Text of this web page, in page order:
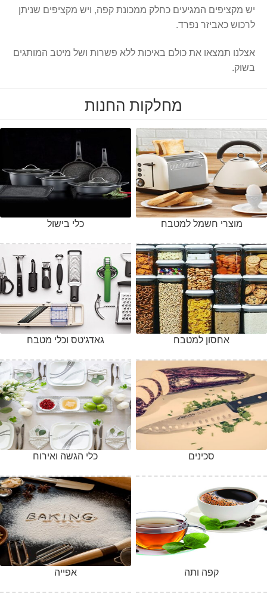
יש מקציפים המגיעים כחלק ממכונת קפה, ויש מקציפים שניתן
לרכוש כאביזר נפרד.
אצלנו תמצאו את כולם באיכות ללא פשרות ושל מיטב המותגים
בשוק.
מחלקות החנות
כלי בישול מוצרי חשמל למטבח
גאדג'טס וכלי מטבח אחסון למטבח
כלי הגשה ואירוח סכינים
אפייה קפה ותה